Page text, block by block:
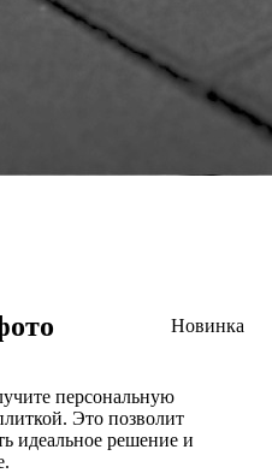
Новинка
персональную
Это позволит
идеальное решение и